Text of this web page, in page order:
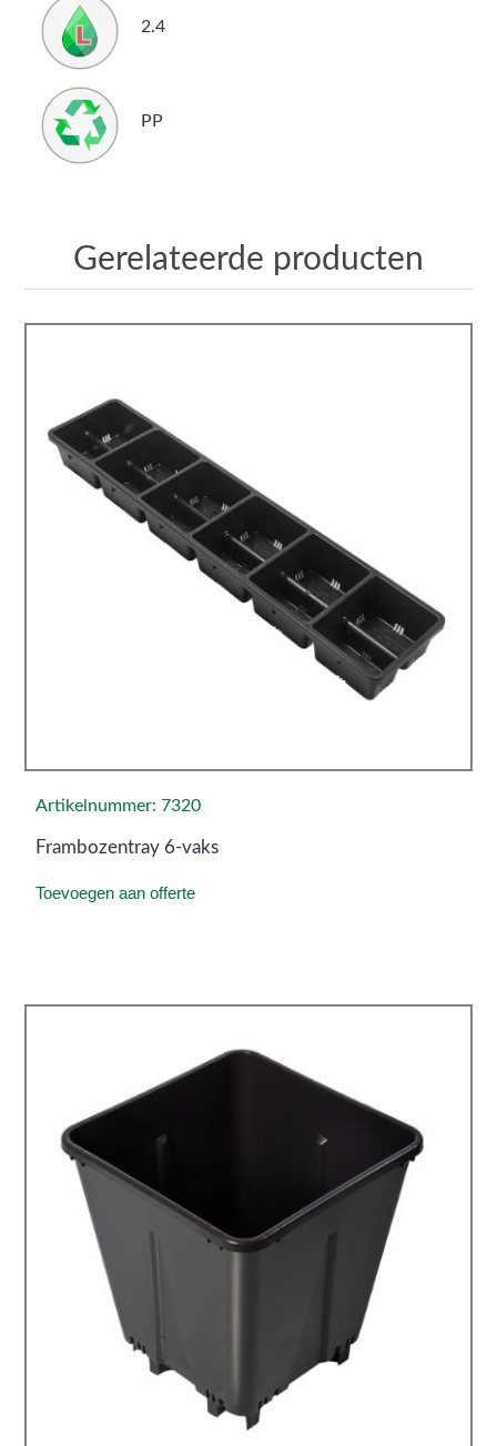
2.4
PP
Gerelateerde producten
Artikelnummer: 7320
Frambozentray 6-vaks
Toevoegen aan offerte